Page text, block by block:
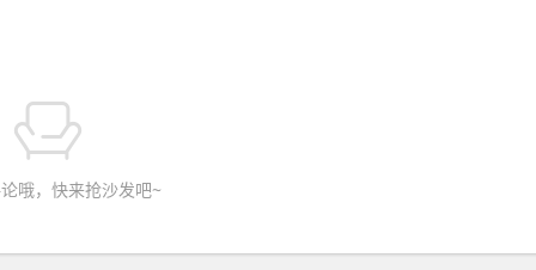
哦，快来抢沙发吧~